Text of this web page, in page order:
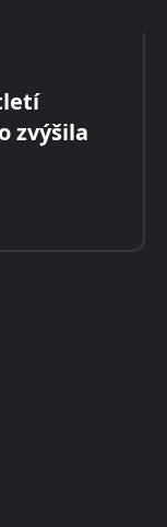
zvýšila